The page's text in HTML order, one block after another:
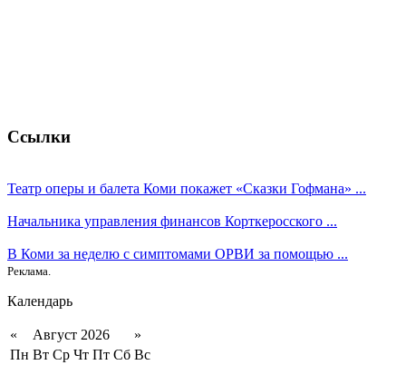
Ссылки
Театр оперы и балета Коми покажет «Сказки Гофмана» ...
Начальника управления финансов Корткеросского ...
В Коми за неделю с симптомами ОРВИ за помощью ...
Реклама.
Календарь
« Август 2026
»
Пн Вт Ср Чт Пт Сб Вс